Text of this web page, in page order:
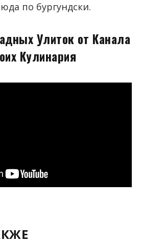
по бургундски.
Улиток от Канала
Кулинария